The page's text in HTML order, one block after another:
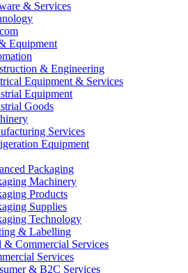
& Services
Equipment
& Engineering
Equipment & Services
Equipment
Goods
Services
Equipment
Packaging
Machinery
Products
Supplies
Technology
& Labelling
& Commercial Services
Services
& B2C Services